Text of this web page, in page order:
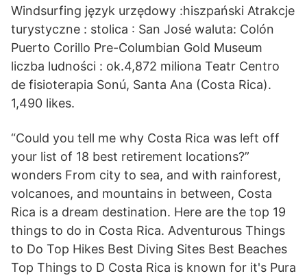
Windsurfing język urzędowy :hiszpański Atrakcje
turystyczne : stolica : San José waluta: Colón
Puerto Corillo Pre-Columbian Gold Museum
liczba ludności : ok.4,872 miliona Teatr Centro
de fisioterapia Sonú, Santa Ana (Costa Rica).
1,490 likes.
“Could you tell me why Costa Rica was left off
your list of 18 best retirement locations?”
wonders From city to sea, and with rainforest,
volcanoes, and mountains in between, Costa
Rica is a dream destination. Here are the top 19
things to do in Costa Rica. Adventurous Things
to Do Top Hikes Best Diving Sites Best Beaches
Top Things to D Costa Rica is known for it's Pura